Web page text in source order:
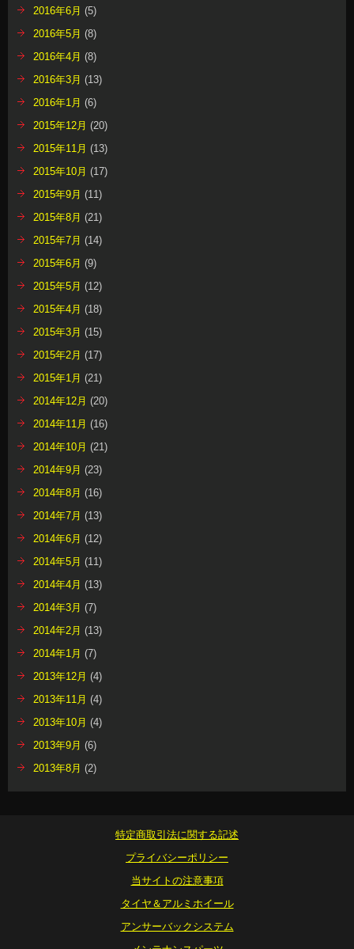
2016年6月 (5)
2016年5月 (8)
2016年4月 (8)
2016年3月 (13)
2016年1月 (6)
2015年12月 (20)
2015年11月 (13)
2015年10月 (17)
2015年9月 (11)
2015年8月 (21)
2015年7月 (14)
2015年6月 (9)
2015年5月 (12)
2015年4月 (18)
2015年3月 (15)
2015年2月 (17)
2015年1月 (21)
2014年12月 (20)
2014年11月 (16)
2014年10月 (21)
2014年9月 (23)
2014年8月 (16)
2014年7月 (13)
2014年6月 (12)
2014年5月 (11)
2014年4月 (13)
2014年3月 (7)
2014年2月 (13)
2014年1月 (7)
2013年12月 (4)
2013年11月 (4)
2013年10月 (4)
2013年9月 (6)
2013年8月 (2)
特定商取引法に関する記述
プライバシーポリシー
当サイトの注意事項
タイヤ＆アルミホイール
アンサーバックシステム